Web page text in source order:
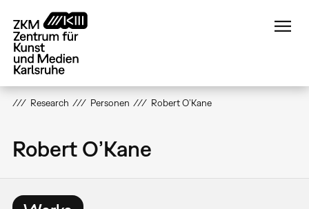
zum
Inhalt
Research Personen Robert O’Kane
Robert O’Kane